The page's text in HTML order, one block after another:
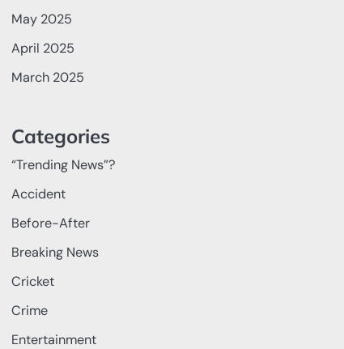
May 2025
April 2025
March 2025
Categories
“Trending News”?
Accident
Before-After
Breaking News
Cricket
Crime
Entertainment